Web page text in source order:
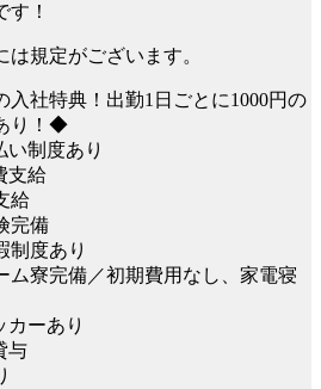
す！
規定がございます。
社特典！出勤1日ごとに1000円の
り！◆
制度あり
支給
給
完備
度あり
寮完備／初期費用なし、家電寝
ーあり
与